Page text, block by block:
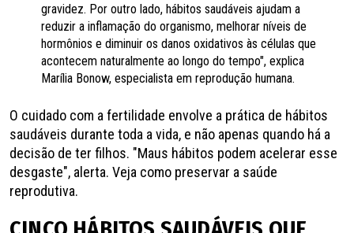
gravidez. Por outro lado, hábitos saudáveis ajudam a
reduzir a inflamação do organismo, melhorar níveis de
hormônios e diminuir os danos oxidativos às células que
acontecem naturalmente ao longo do tempo", explica
Marília Bonow, especialista em reprodução humana.
O cuidado com a fertilidade envolve a prática de hábitos
saudáveis durante toda a vida, e não apenas quando há a
decisão de ter filhos. "Maus hábitos podem acelerar esse
desgaste", alerta. Veja como preservar a saúde
reprodutiva.